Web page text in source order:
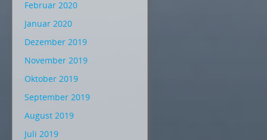
Februar 2020
Januar 2020
Dezember 2019
November 2019
Oktober 2019
September 2019
August 2019
Juli 2019